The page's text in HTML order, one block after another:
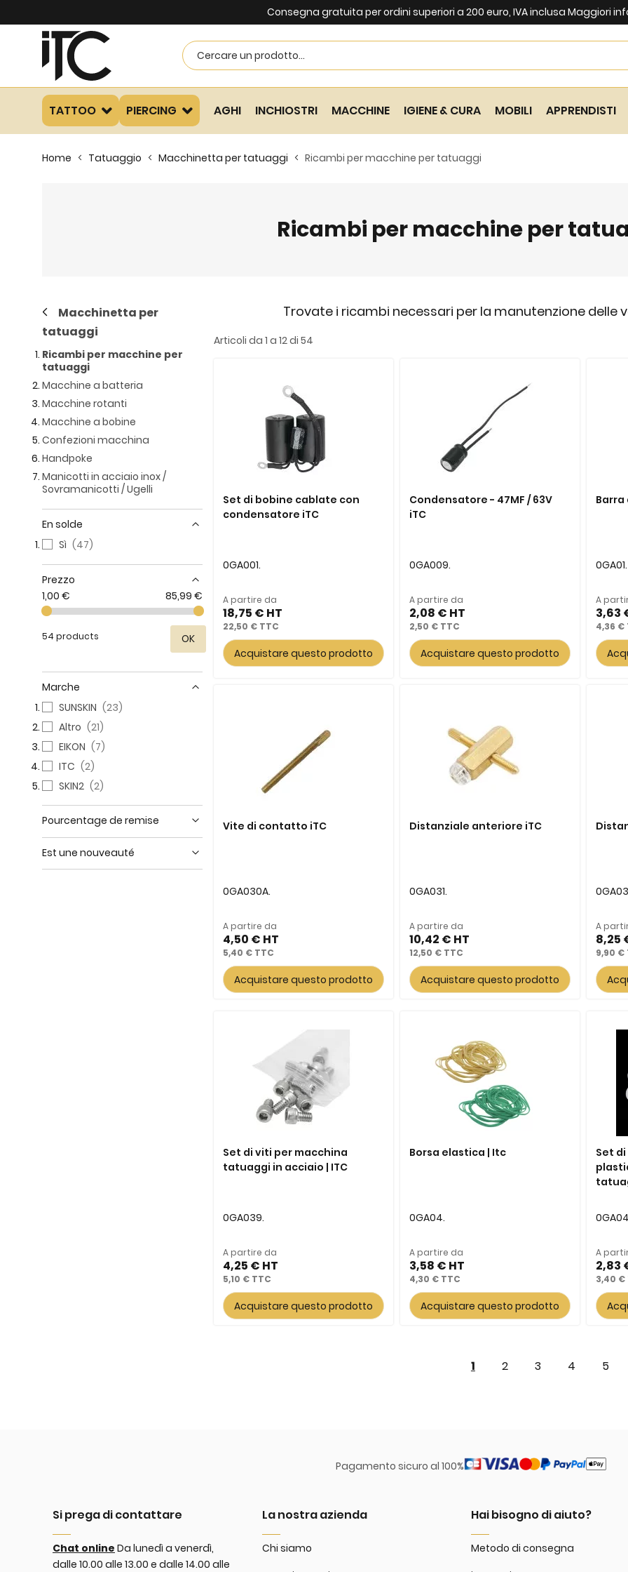
Consegna gratuita per ordini superiori a 200 euro, IVA inclusa Maggiori
Search
TATTOO PIERCING AGHI INCHIOSTRI MACCHINE IGIENE & CURA MOBILI APPRENDISTI
Home Tatuaggio Macchinetta per tatuaggi Ricambi per macchine per tatuaggi
Ricambi per macchine per
Trovate i ricambi necessari per la manutenzione
Articoli da 1 a 12di 54
Set di bobine cablate con
condensatore iTC
0GA001.
A partire da
18,75 €
22,50 €
Acquistare questo prodotto
Condensatore - 47MF / 63V
iTC
0GA009.
A partire da
2,08 €
2,50 €
Acquistare questo prodotto
0GA01.
A
3,63
4,36 €
Vite di contatto iTC
0GA030A.
A partire da
4,50 €
5,40 €
Acquistare questo prodotto
Distanziale anteriore iTC
0GA031.
A partire da
10,42 €
12,50 €
Acquistare questo prodotto
A
8,25
9,90 €
Set di viti per macchina
tatuaggi in acciaio | ITC
0GA039.
A partire da
4,25 €
5,10 €
Acquistare questo prodotto
Borsa elastica | Itc
0GA04.
A partire da
3,58 €
4,30 €
Acquistare questo prodotto
Set
A
2,83
3,40 €
Pagina
Attualmente stai
1 Pagina
2 Pagina
3 Pagina
4 5
Macchinetta per
tatuaggi
Ricambi per macchine per
tatuaggi
Macchine a batteria
Macchine rotanti
Macchine a bobine
Confezioni macchina
Handpoke
Manicotti in acciaio inox /
Sovramanicotti / Ugelli
En solde
Sì
47
Prezzo
1,00 €
85,99 €
54 products OK
Marche
SUNSKIN
23
Altro
21
EIKON
7
ITC
2
SKIN2
2
Pourcentage de remise
Est une nouveauté
Pagamento sicuro al 100%
Si prega di contattare
Chat online Da lunedì a venerdì,
dalle 10.00 alle 13.00 e dalle 14.00 alle
La nostra azienda
Chi siamo
Hai bisogno di aiuto?
Metodo di consegna